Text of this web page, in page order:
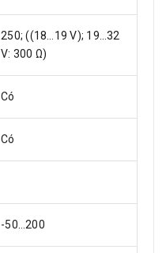
250; ((18…19 V); 19…32
V: 300 Ω)
Có
Có
-50…200